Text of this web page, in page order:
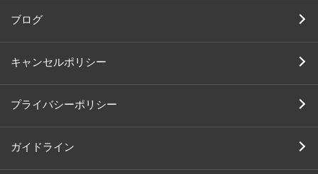
ブログ
キャンセルポリシー
プライバシーポリシー
ガイドライン